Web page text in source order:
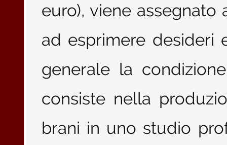
euro), viene
ad esprimere desideri
generale la
consiste nella
brani in uno studio